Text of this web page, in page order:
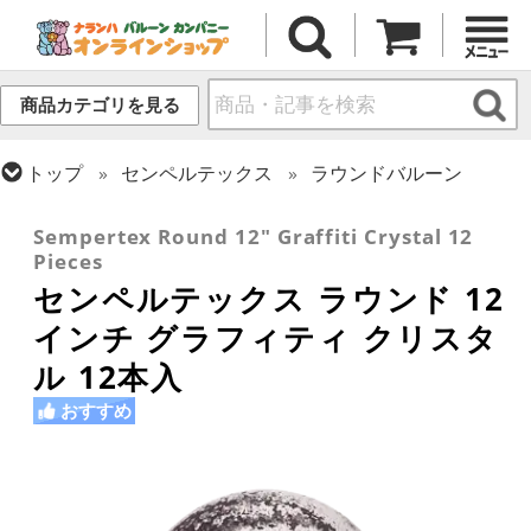
商品カテゴリを見る
トップ センペルテックス
ラウンドバルーン
Sempertex Round 12" Graffiti Crystal 12
Pieces
センペルテックス ラウンド 12
インチ グラフィティ クリスタ
ル 12本入
おすすめ